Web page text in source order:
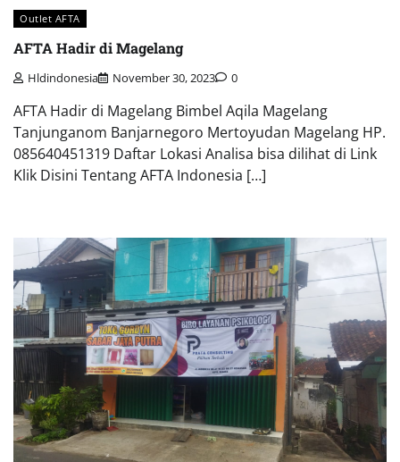
Outlet AFTA
AFTA Hadir di Magelang
Hldindonesia November 30, 2023 0
AFTA Hadir di Magelang Bimbel Aqila Magelang
Tanjunganom Banjarnegoro Mertoyudan Magelang HP.
085640451319 Daftar Lokasi Analisa bisa dilihat di Link
Klik Disini Tentang AFTA Indonesia […]